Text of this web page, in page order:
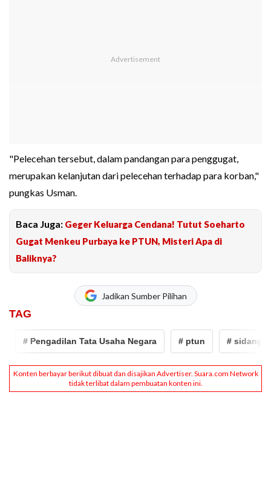
"Pelecehan tersebut, dalam pandangan para penggugat,
merupakan kelanjutan dari pelecehan terhadap para korban,"
pungkas Usman.
Baca Juga: Geger Keluarga Cendana! Tutut Soeharto
Gugat Menkeu Purbaya ke PTUN, Misteri Apa di
Baliknya?
Jadikan Sumber Pilihan
TAG
# Pengadilan Tata Usaha Negara # ptun # sidang